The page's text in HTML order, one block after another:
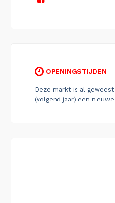
OPENINGSTIJDEN
Deze markt is al
(volgend jaar) een